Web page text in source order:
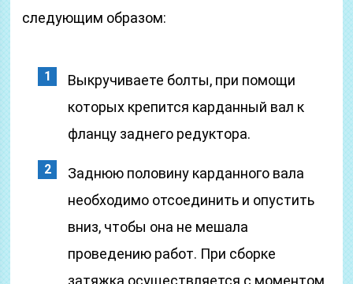
следующим образом:
Выкручиваете болты, при помощи
которых крепится карданный вал к
фланцу заднего редуктора.
Заднюю половину карданного вала
необходимо отсоединить и опустить
вниз, чтобы она не мешала
проведению работ. При сборке
затяжка осуществляется с моментом